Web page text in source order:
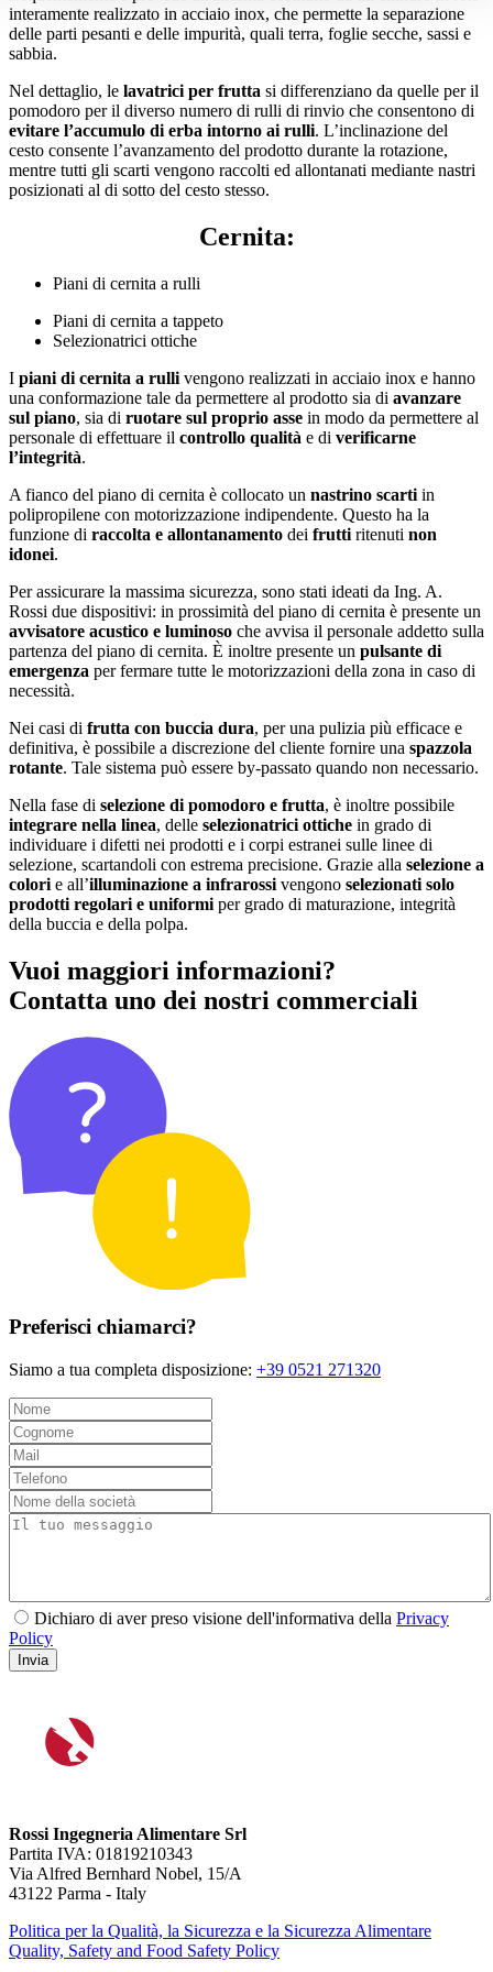
interamente realizzato in acciaio inox, che permette la separazione
delle parti pesanti e delle impurità, quali terra, foglie secche, sassi e
sabbia.
Nel dettaglio, le lavatrici per frutta si differenziano da quelle per il
pomodoro per il diverso numero di rulli di rinvio che consentono di
evitare l’accumulo di erba intorno ai rulli. L’inclinazione del
cesto consente l’avanzamento del prodotto durante la rotazione,
mentre tutti gli scarti vengono raccolti ed allontanati mediante nastri
posizionati al di sotto del cesto stesso.
Cernita:
Piani di cernita a rulli
Piani di cernita a tappeto
Selezionatrici ottiche
I piani di cernita a rulli vengono realizzati in acciaio inox e hanno
una conformazione tale da permettere al prodotto sia di avanzare
sul piano, sia di ruotare sul proprio asse in modo da permettere al
personale di effettuare il controllo qualità e di verificarne
l’integrità.
A fianco del piano di cernita è collocato un nastrino scarti in
polipropilene con motorizzazione indipendente. Questo ha la
funzione di raccolta e allontanamento dei frutti ritenuti non
idonei.
Per assicurare la massima sicurezza, sono stati ideati da Ing. A.
Rossi due dispositivi: in prossimità del piano di cernita è presente un
avvisatore acustico e luminoso che avvisa il personale addetto sulla
partenza del piano di cernita. È inoltre presente un pulsante di
emergenza per fermare tutte le motorizzazioni della zona in caso di
necessità.
Nei casi di frutta con buccia dura, per una pulizia più efficace e
definitiva, è possibile a discrezione del cliente fornire una spazzola
rotante. Tale sistema può essere by-passato quando non necessario.
Nella fase di selezione di pomodoro e frutta, è inoltre possibile
integrare nella linea, delle selezionatrici ottiche in grado di
individuare i difetti nei prodotti e i corpi estranei sulle linee di
selezione, scartandoli con estrema precisione. Grazie alla selezione a
colori e all’illuminazione a infrarossi vengono selezionati solo
prodotti regolari e uniformi per grado di maturazione, integrità
della buccia e della polpa.
Vuoi maggiori informazioni?
Contatta uno dei nostri commerciali
Preferisci chiamarci?
Siamo a tua completa disposizione: +39 0521 271320
Dichiaro di aver preso visione dell'informativa della Privacy
Policy
Invia
Rossi Ingegneria Alimentare Srl
Partita IVA: 01819210343
Via Alfred Bernhard Nobel, 15/A
43122 Parma - Italy
Politica per la Qualità, la Sicurezza e la Sicurezza Alimentare
Quality, Safety and Food Safety Policy